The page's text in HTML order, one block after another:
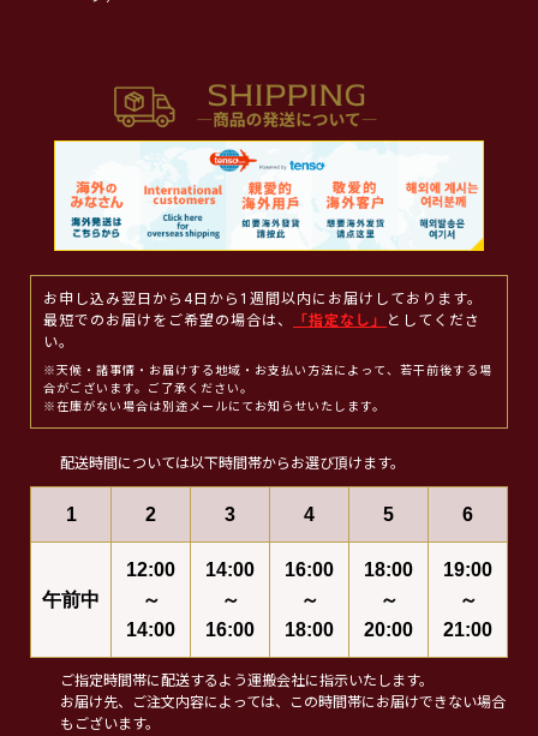
お申し込み翌日から4日から1週間以内にお届けしております。
最短でのお届けをご希望の場合は、
「指定なし」
としてくださ
い。
※天候・諸事情・お届けする地域・お支払い方法によって、若干前後する場
合がございます。ご了承ください。
※在庫がない場合は別途メールにてお知らせいたします。
配送時間については以下時間帯からお選び頂けます。
1 2 3 4 5 6
午前中
12:00
～
14:00
14:00
～
16:00
16:00
～
18:00
18:00
～
20:00
19:00
～
21:00
ご指定時間帯に配送するよう運搬会社に指示いたします。
お届け先、ご注文内容によっては、この時間帯にお届けできない場合
もございます。